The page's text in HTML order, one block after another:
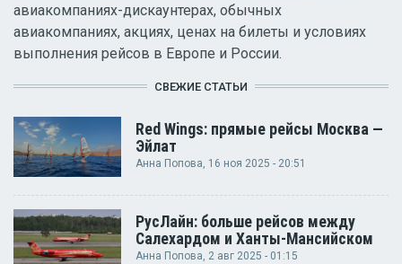
авиакомпаниях-дискаунтерах, обычных
авиакомпаниях, акциях, ценах на билеты и условиях
выполнения рейсов в Европе и России.
СВЕЖИЕ СТАТЬИ
Red Wings: прямые рейсы Москва —
Эйлат
Анна Попова, 16 ноя 2025 - 20:51
РусЛайн: больше рейсов между
Салехардом и Ханты-Мансийском
Анна Попова, 2 авг 2025 - 01:15